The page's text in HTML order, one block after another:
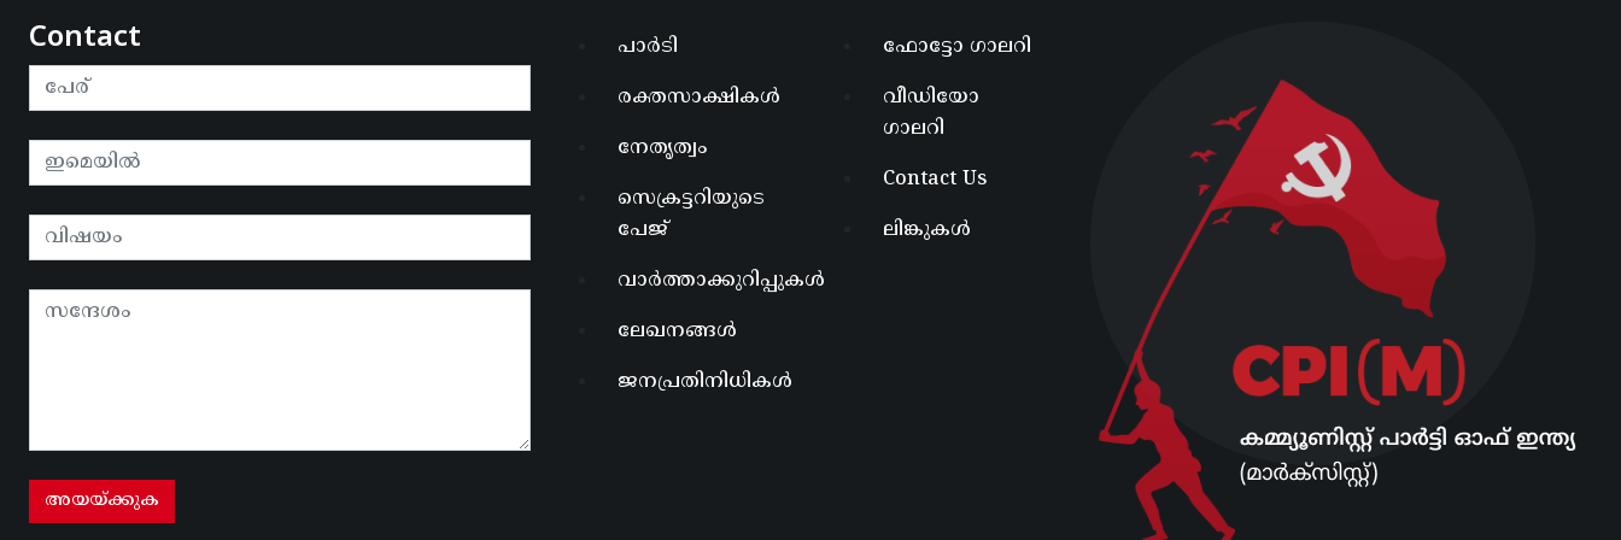
Contact പാർടി
രക്തസാക്ഷികൾ
നേതൃത്വം
സെക്രട്ടറിയുടെ
പേജ്
വാർത്താക്കുറിപ്പുകൾ
ലേഖനങ്ങൾ
ജനപ്രതിനിധികൾ
ഫോട്ടോ ഗാലറി
വീഡിയോ
ഗാലറി
Contact Us
ലിങ്കുകൾ